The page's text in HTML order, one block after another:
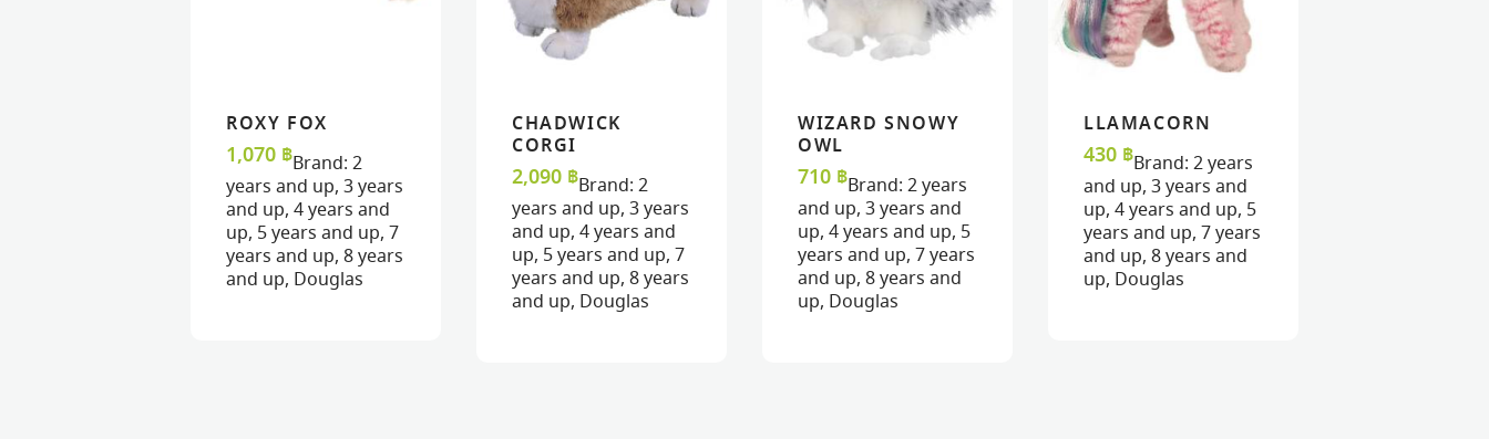
VIEW
VIEW
READ MORE
READ MORE
ROXY FOX
1,070 ฿Brand: 2
years and up, 3 years
and up, 4 years and
up, 5 years and up, 7
years and up, 8 years
and up, Douglas
VIEW
VIEW
READ MORE
READ MORE
CHADWICK
CORGI
2,090 ฿Brand: 2
years and up, 3 years
and up, 4 years and
up, 5 years and up, 7
years and up, 8 years
and up, Douglas
VIEW
VIEW ADD TO CART
ADD TO CART
WIZARD SNOWY
OWL
710 ฿Brand: 2 years
and up, 3 years and
up, 4 years and up, 5
years and up, 7 years
and up, 8 years and
up, Douglas
VIEW
VIEW
READ MORE
READ MORE
LLAMACORN
430 ฿Brand: 2 years
and up, 3 years and
up, 4 years and up, 5
years and up, 7 years
and up, 8 years and
up, Douglas